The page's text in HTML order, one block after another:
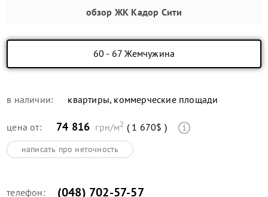
обзор ЖК Кадор Сити
60 - 67 Жемчужина
в наличии: квартиры, коммерческие площади
цена от: 74 816 грн/м2 ( 1 670$ )
написать про неточность
телефон: (048) 702-57-57